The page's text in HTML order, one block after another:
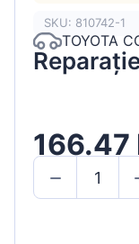
SKU: 810742-1
TOYOTA
166.47